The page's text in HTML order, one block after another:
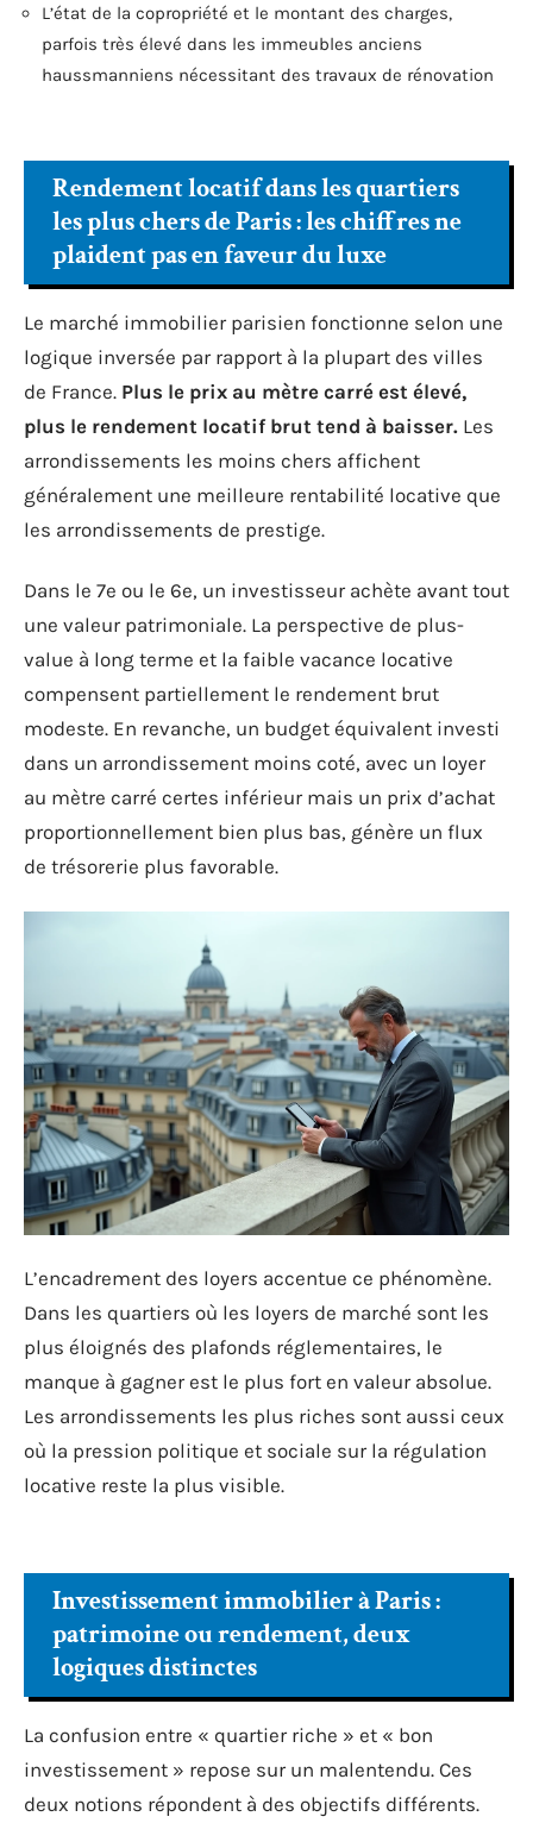
L’état de la copropriété et le montant des charges,
parfois très élevé dans les immeubles anciens
haussmanniens nécessitant des travaux de rénovation
Rendement locatif dans les quartiers
les plus chers de Paris : les chiffres ne
plaident pas en faveur du luxe
Le marché immobilier parisien fonctionne selon une
logique inversée par rapport à la plupart des villes
de France. Plus le prix au mètre carré est élevé,
plus le rendement locatif brut tend à baisser. Les
arrondissements les moins chers affichent
généralement une meilleure rentabilité locative que
les arrondissements de prestige.
Dans le 7e ou le 6e, un investisseur achète avant tout
une valeur patrimoniale. La perspective de plus-
value à long terme et la faible vacance locative
compensent partiellement le rendement brut
modeste. En revanche, un budget équivalent investi
dans un arrondissement moins coté, avec un loyer
au mètre carré certes inférieur mais un prix d’achat
proportionnellement bien plus bas, génère un flux
de trésorerie plus favorable.
L’encadrement des loyers accentue ce phénomène.
Dans les quartiers où les loyers de marché sont les
plus éloignés des plafonds réglementaires, le
manque à gagner est le plus fort en valeur absolue.
Les arrondissements les plus riches sont aussi ceux
où la pression politique et sociale sur la régulation
locative reste la plus visible.
Investissement immobilier à Paris :
patrimoine ou rendement, deux
logiques distinctes
La confusion entre « quartier riche » et « bon
investissement » repose sur un malentendu. Ces
deux notions répondent à des objectifs différents.